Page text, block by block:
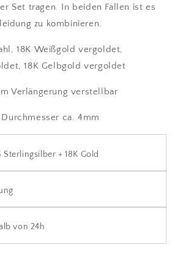
Set tragen. In beiden Fällen ist es
zu kombinieren.
18K Weißgold vergoldet,
18K Gelbgold vergoldet
Verlängerung verstellbar
ca. 4mm
+ 18K Gold
von 24h